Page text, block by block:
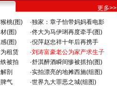
更多>>
桃(图) ·独家：章子怡带妈妈看电影
(图) ·佟大为马伊琍再度牵手(图)
(图) ·倪萍赵忠祥十年后再携手
租赁 ·刘涛富豪老公为家产求生子
被拍 ·舒淇醉酒瞬间惨被抓拍(图)
剖 ·实拍漂亮的地摊西施(组图)
气 ·世界九大罪恶之城(组图)